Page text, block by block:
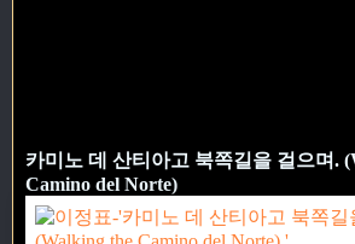
카미노 데 산티아고 북쪽길을 걸으며.
Camino del Norte)